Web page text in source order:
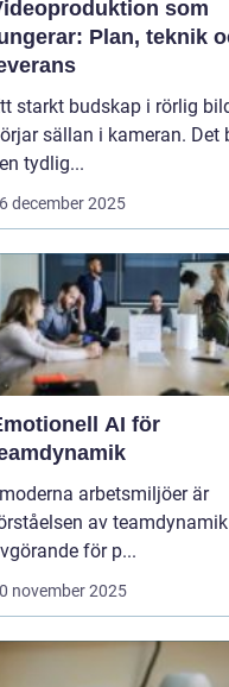
som
Plan, teknik
starkt budskap i rörlig
sällan i kameran. Det
tydlig...
december 2025
AI för
I moderna arbetsmiljöer är
av teamdynamik
för p...
november 2025